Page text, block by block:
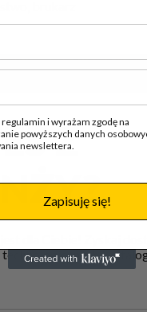
Z
technologicznych i
i wyrażam zgodę na
powyższych danych
newslettera.
Zapisuję się!